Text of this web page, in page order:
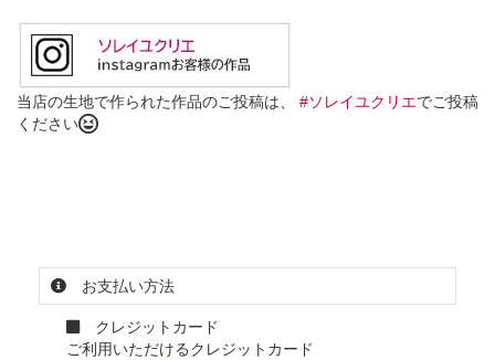
当店の生地で作られた作品のご投稿は、 #ソレイユクリエでご投稿
ください
お支払い方法
クレジットカード
ご利用いただけるクレジットカード